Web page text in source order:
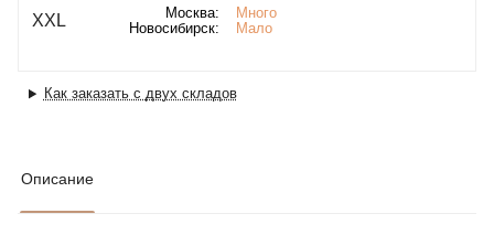
XXL Москва:
Много
Новосибирск:
Мало
Как заказать с двух складов
Описание